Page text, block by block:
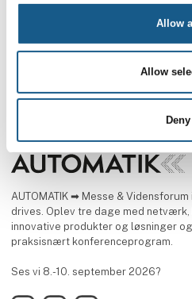
Allow
Allow
Deny
AUTOMATIK ➡ Messe &
drives. Oplev tre dage med
innovative produkter og løsninger
praksisnært konferenceprogram.
Ses vi 8.-10. september 2026?